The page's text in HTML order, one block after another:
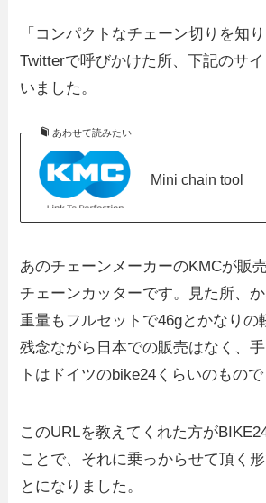
「コンパクトなチェーン切りを知
Twitterで呼びかけた所、下記のサ
いました。
あわせて読みたい
Mini chain tool
あのチェーンメーカーのKMCが販
チェーンカッターです。見た所、か
重量もフルセットで46gとかなりの
残念ながら日本での販売はなく、
トはドイツのbike24くらいのもので
このURLを教えてくれた方が
ことで、それに乗っからせて頂く
とになりました。